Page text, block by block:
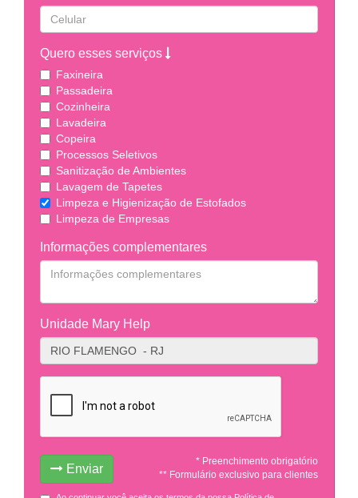
Quero esses serviços
Faxineira
Passadeira
Cozinheira
Lavadeira
Copeira
Processos Seletivos
Sanitização de Ambientes
Lavagem de Tapetes
Limpeza e Higienização de Estofados
Limpeza de Empresas
Informações complementares
Unidade Mary Help
Enviar
* Preenchimento obrigatório
** Formulário exclusivo para clientes